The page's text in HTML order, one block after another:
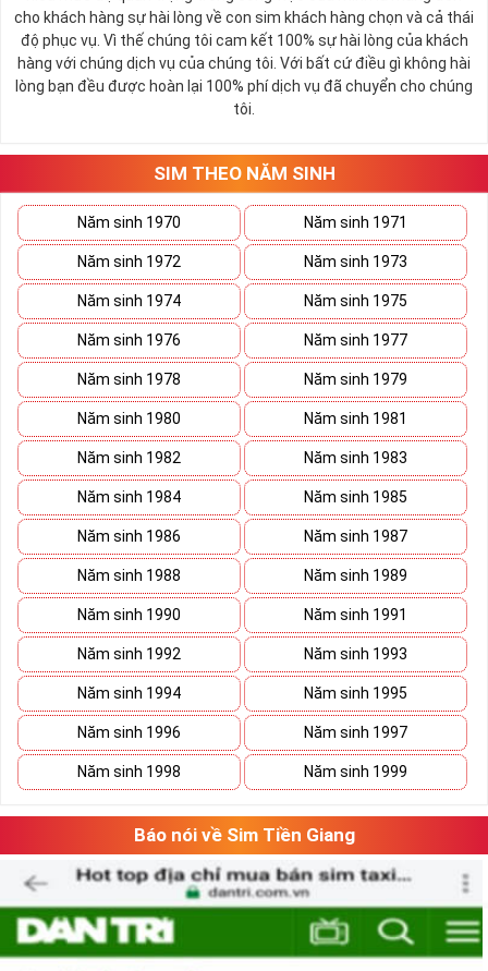
cho khách hàng sự hài lòng về con sim khách hàng chọn và cả thái
độ phục vụ. Vì thế chúng tôi cam kết 100% sự hài lòng của khách
hàng với chúng dịch vụ của chúng tôi. Với bất cứ điều gì không hài
lòng bạn đều được hoàn lại 100% phí dịch vụ đã chuyển cho chúng
tôi.
SIM THEO NĂM SINH
Năm sinh 1970 Năm sinh 1971
Năm sinh 1972 Năm sinh 1973
Năm sinh 1974 Năm sinh 1975
Năm sinh 1976 Năm sinh 1977
Năm sinh 1978 Năm sinh 1979
Năm sinh 1980 Năm sinh 1981
Năm sinh 1982 Năm sinh 1983
Năm sinh 1984 Năm sinh 1985
Năm sinh 1986 Năm sinh 1987
Năm sinh 1988 Năm sinh 1989
Năm sinh 1990 Năm sinh 1991
Năm sinh 1992 Năm sinh 1993
Năm sinh 1994 Năm sinh 1995
Năm sinh 1996 Năm sinh 1997
Năm sinh 1998 Năm sinh 1999
Báo nói về Sim Tiền Giang